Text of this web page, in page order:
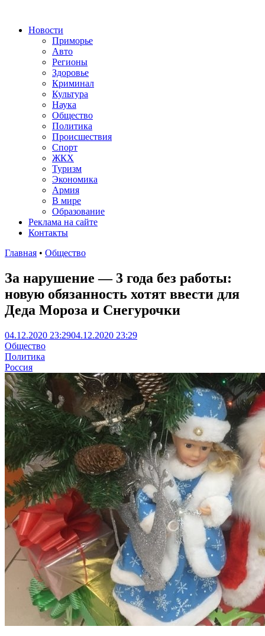
Новости
Приморье
Авто
Регионы
Здоровье
Криминал
Культура
Наука
Общество
Политика
Происшествия
Спорт
ЖКХ
Туризм
Экономика
Армия
В мире
Образование
Реклама на сайте
Контакты
Главная • Общество
За нарушение — 3 года без работы:
новую обязанность хотят ввести для
Деда Мороза и Снегурочки
04.12.2020 23:2904.12.2020 23:29
Общество
Политика
Россия